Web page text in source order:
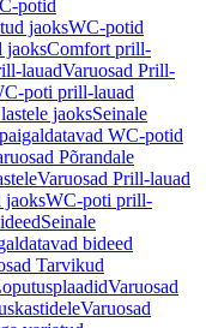
potid
jaoksWC-potid
jaoksComfort prill-
lauadVaruosad Prill-
poti prill-lauad
jaoksSeinale
WC-potid
Põrandale
Varuosad Prill-lauad
jaoksWC-poti prill-
Seinale
bideed
Tarvikud
Varuosad
Varuosad